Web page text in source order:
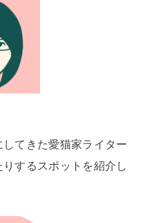
てきた愛猫家ライター
するスポットを紹介し